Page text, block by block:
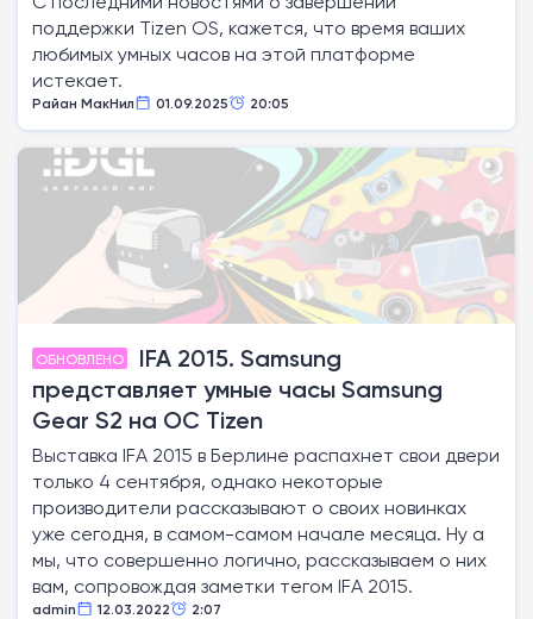
поддержки Tizen OS, кажется, что время ваших
любимых умных часов на этой платформе
истекает.
Райан МакНил 01.09.2025 20:05
ОБНОВЛЕНО
IFA 2015. Samsung
представляет умные часы Samsung
Gear S2 на ОС Tizen
Выставка IFA 2015 в Берлине распахнет свои двери
только 4 сентября, однако некоторые
производители рассказывают о своих новинках
уже сегодня, в самом-самом начале месяца. Ну а
мы, что совершенно логично, рассказываем о них
вам, сопровождая заметки тегом IFA 2015.
admin 12.03.2022 2:07